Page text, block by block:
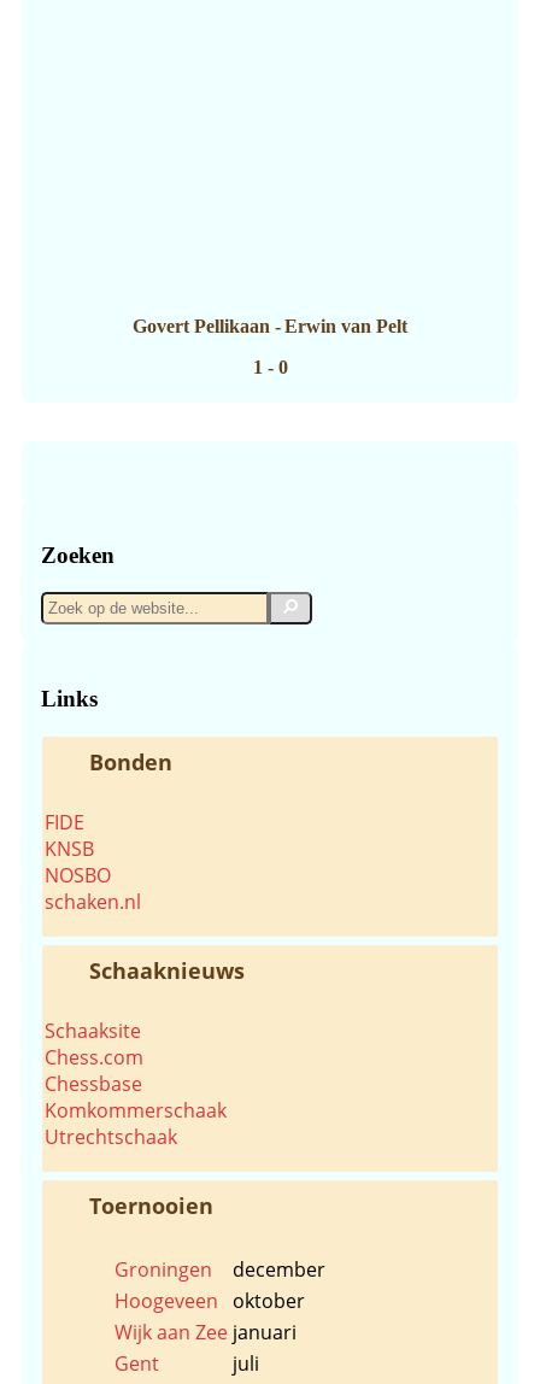
Govert Pellikaan - Erwin van Pelt
1 - 0
Zoeken
Zoek
op
Zoek
Links
Bonden
FIDE
KNSB
NOSBO
schaken.nl
Schaaknieuws
Schaaksite
Chess.com
Chessbase
Komkommerschaak
Utrechtschaak
Toernooien
Groningen
december
Hoogeveen
oktober
Wijk aan Zee januari
Gent
juli